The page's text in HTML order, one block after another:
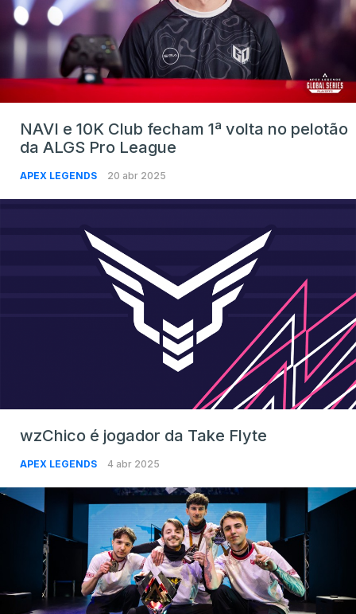
NAVI e 10K Club fecham 1ª volta no pelotão
da ALGS Pro League
APEX LEGENDS 20 abr 2025
wzChico é jogador da Take Flyte
APEX LEGENDS 4 abr 2025